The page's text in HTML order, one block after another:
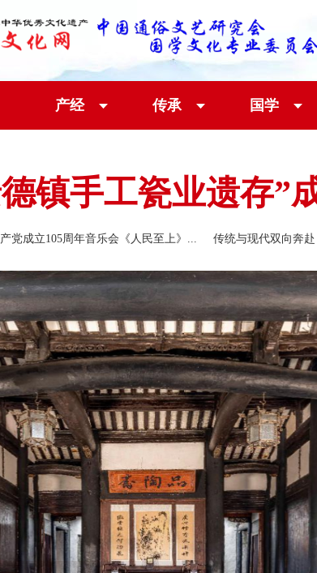
产经 传承 国学
镇手工瓷业遗存”
党成立105周年音乐会《人民至上》... 传统与现代双向奔